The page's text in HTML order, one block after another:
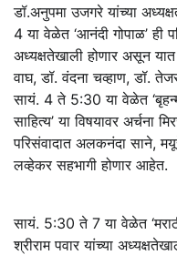
डॉ.अनुपमा उजगरे यांच्या
4 या वेळेत ‘आनंदी गोपाळ’ ही
अध्यक्षतेखाली होणार असून
वाघ, डॉ. वंदना चव्हाण, डॉ.
सायं. 4 ते 5:30 या वेळेत
साहित्य’ या विषयावर अर्चना
परिसंवादात अलकनंदा साने,
लव्हेकर सहभागी होणार आहेत.
सायं. 5:30 ते 7 या वेळेत ‘मराठी
श्रीराम पवार यांच्या